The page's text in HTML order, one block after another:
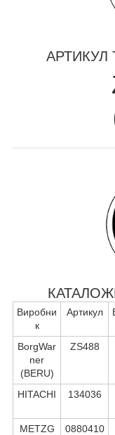
АРТИКУЛ
Виробни
к
Артикул
BorgWar
ner
(BERU)
ZS488
HITACHI 134036
METZG
0880410